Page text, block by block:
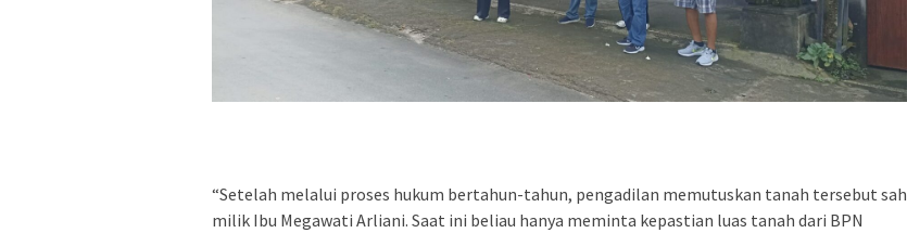
“Setelah melalui proses hukum bertahun-tahun, pengadilan memutuskan tanah tersebut sah
milik Ibu Megawati Arliani. Saat ini beliau hanya meminta kepastian luas tanah dari BPN